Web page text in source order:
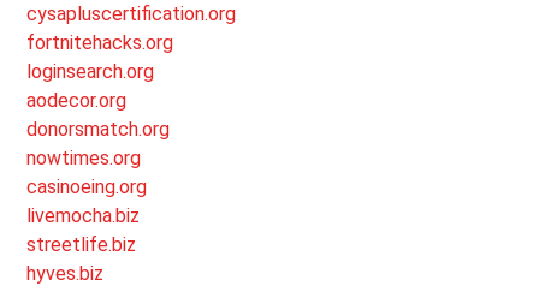
cysapluscertification.org
fortnitehacks.org
loginsearch.org
aodecor.org
donorsmatch.org
nowtimes.org
casinoeing.org
livemocha.biz
streetlife.biz
hyves.biz